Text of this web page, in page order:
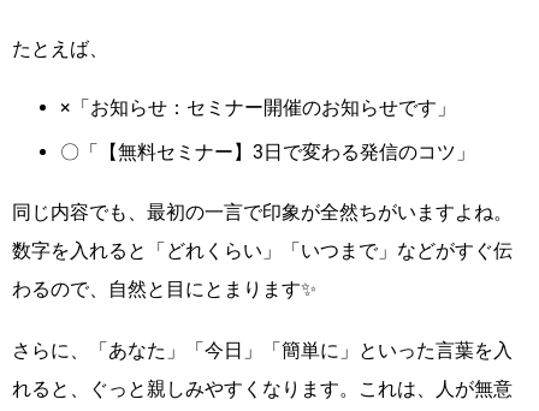
たとえば、
×「お知らせ：セミナー開催のお知らせです」
〇「【無料セミナー】3日で変わる発信のコツ」
同じ内容でも、最初の一言で印象が全然ちがいますよね。
数字を入れると「どれくらい」「いつまで」などがすぐ伝
わるので、自然と目にとまります✨
さらに、「あなた」「今日」「簡単に」といった言葉を入
れると、ぐっと親しみやすくなります。これは、人が無意